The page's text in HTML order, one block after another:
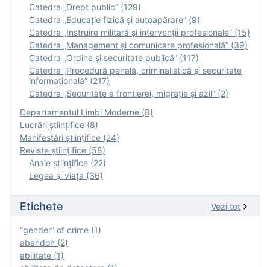
Catedra „Drept public” (129)
Catedra „Educație fizică şi autoapărare” (9)
Catedra „Instruire militară şi intervenţii profesionale” (15)
Catedra „Management și comunicare profesională” (39)
Catedra „Ordine și securitate publică” (117)
Catedra „Procedură penală, criminalistică și securitate
informațională” (217)
Catedra „Securitate a frontierei, migrație și azil” (2)
Departamentul Limbi Moderne (8)
Lucrări științifice (8)
Manifestări ştiinţifice (24)
Reviste ştiinţifice (58)
Anale ştiinţifice (22)
Legea şi viaţa (36)
Etichete Vezi tot
“gender” of crime (1)
abandon (2)
abilitate (1)